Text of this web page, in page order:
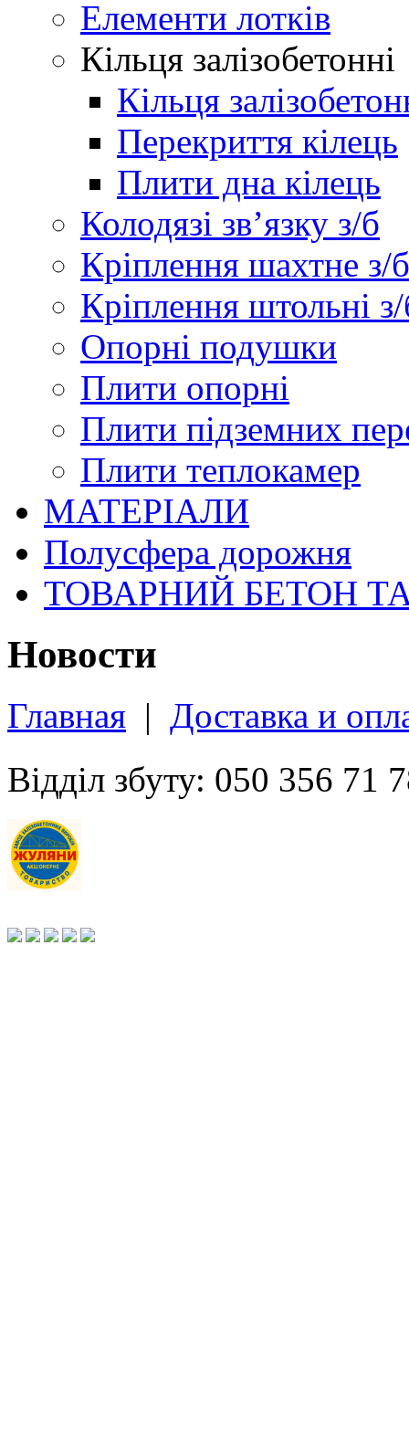
Елементи лотків
Кільця залізобетонні
Кільця
Перекриття кілець
Плити дна кілець
Колодязі зв’язку з/б
Кріплення шахтне з/б
Кріплення штольні
Опорні подушки
Плити опорні
Плити підземних
Плити теплокамер
МАТЕРІАЛИ
Полусфера дорожня
ТОВАРНИЙ БЕТОН
Новости
Главная | Доставка и
Відділ збуту: 050 356 71